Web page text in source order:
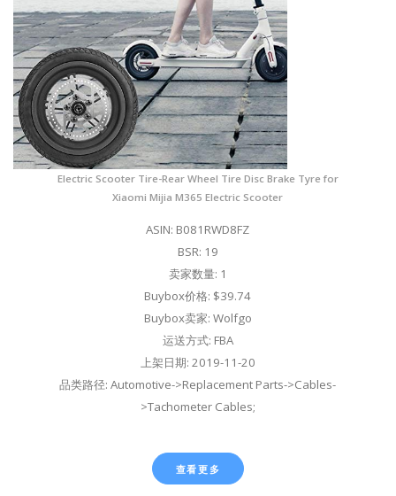
Electric Scooter Tire-Rear Wheel Tire Disc Brake Tyre for
Xiaomi Mijia M365 Electric Scooter
ASIN: B081RWD8FZ
BSR: 19
卖家数量: 1
Buybox价格: $39.74
Buybox卖家: Wolfgo
运送方式: FBA
上架日期: 2019-11-20
品类路径: Automotive->Replacement Parts->Cables-
>Tachometer Cables;
查看更多